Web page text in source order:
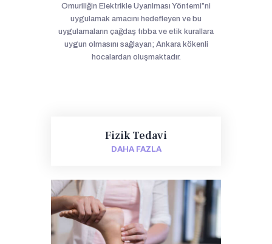
Omuriliğin Elektrikle Uyarılması Yöntemi”ni
uygulamak amacını hedefleyen ve bu
uygulamaların çağdaş tıbba ve etik kurallara
uygun olmasını sağlayan; Ankara kökenli
hocalardan oluşmaktadır.
Fizik Tedavi
DAHA FAZLA